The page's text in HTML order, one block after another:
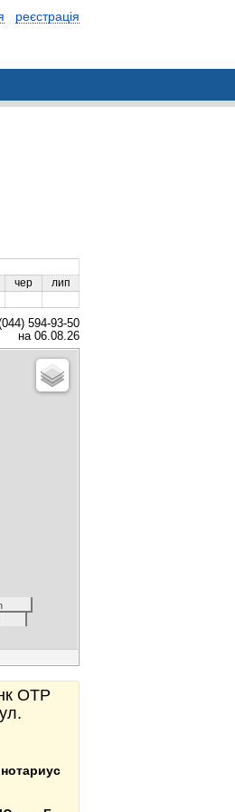
реєстрація
чер лип
594-93-50
на 06.08.26
OTP
нотариус